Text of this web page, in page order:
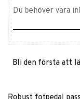
Bli den första att